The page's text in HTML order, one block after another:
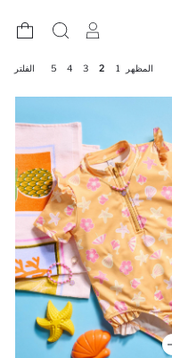
المظهر 1
2
3
4
5 الفلتر